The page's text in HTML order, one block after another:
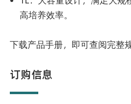
高培养效率。
下载产品手册，即可查阅完整
订购信息